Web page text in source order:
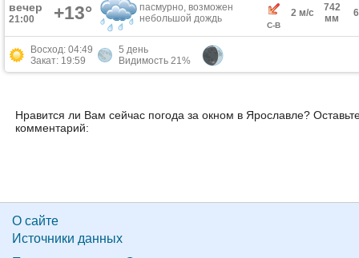
вечер
21:00 +13°
пасмурно, возможен
небольшой дождь
С-В
2 м/с
742
мм
Восход: 04:49
Закат: 19:59
5 день
Видимость 21%
Нравится ли Вам сейчас погода за окном в Ярославле?
комментарий:
О сайте
Источники данных